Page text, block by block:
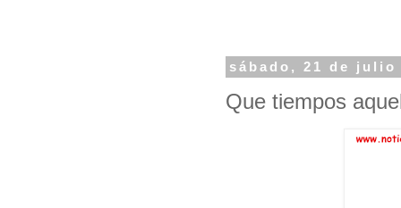
sábado, 21 de julio
Que tiempos